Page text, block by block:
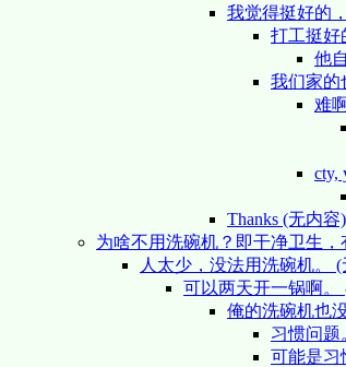
我觉得挺好的
打工挺好
他
我们家的
难
cty,
Thanks (无内容)
为啥不用洗碗机？即干净卫生，
人太少，没法用洗碗机。
可以两天开一锅啊。
俺的洗碗机也
习惯问题
可能是习